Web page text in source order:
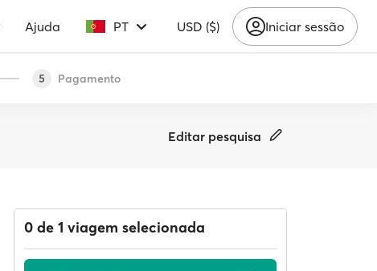
Ajuda PT USD ($) Iniciar sessão
5 Pagamento
Editar pesquisa
0 de 1 viagem selecionada